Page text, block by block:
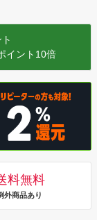
イント10倍
料無料
商品あり